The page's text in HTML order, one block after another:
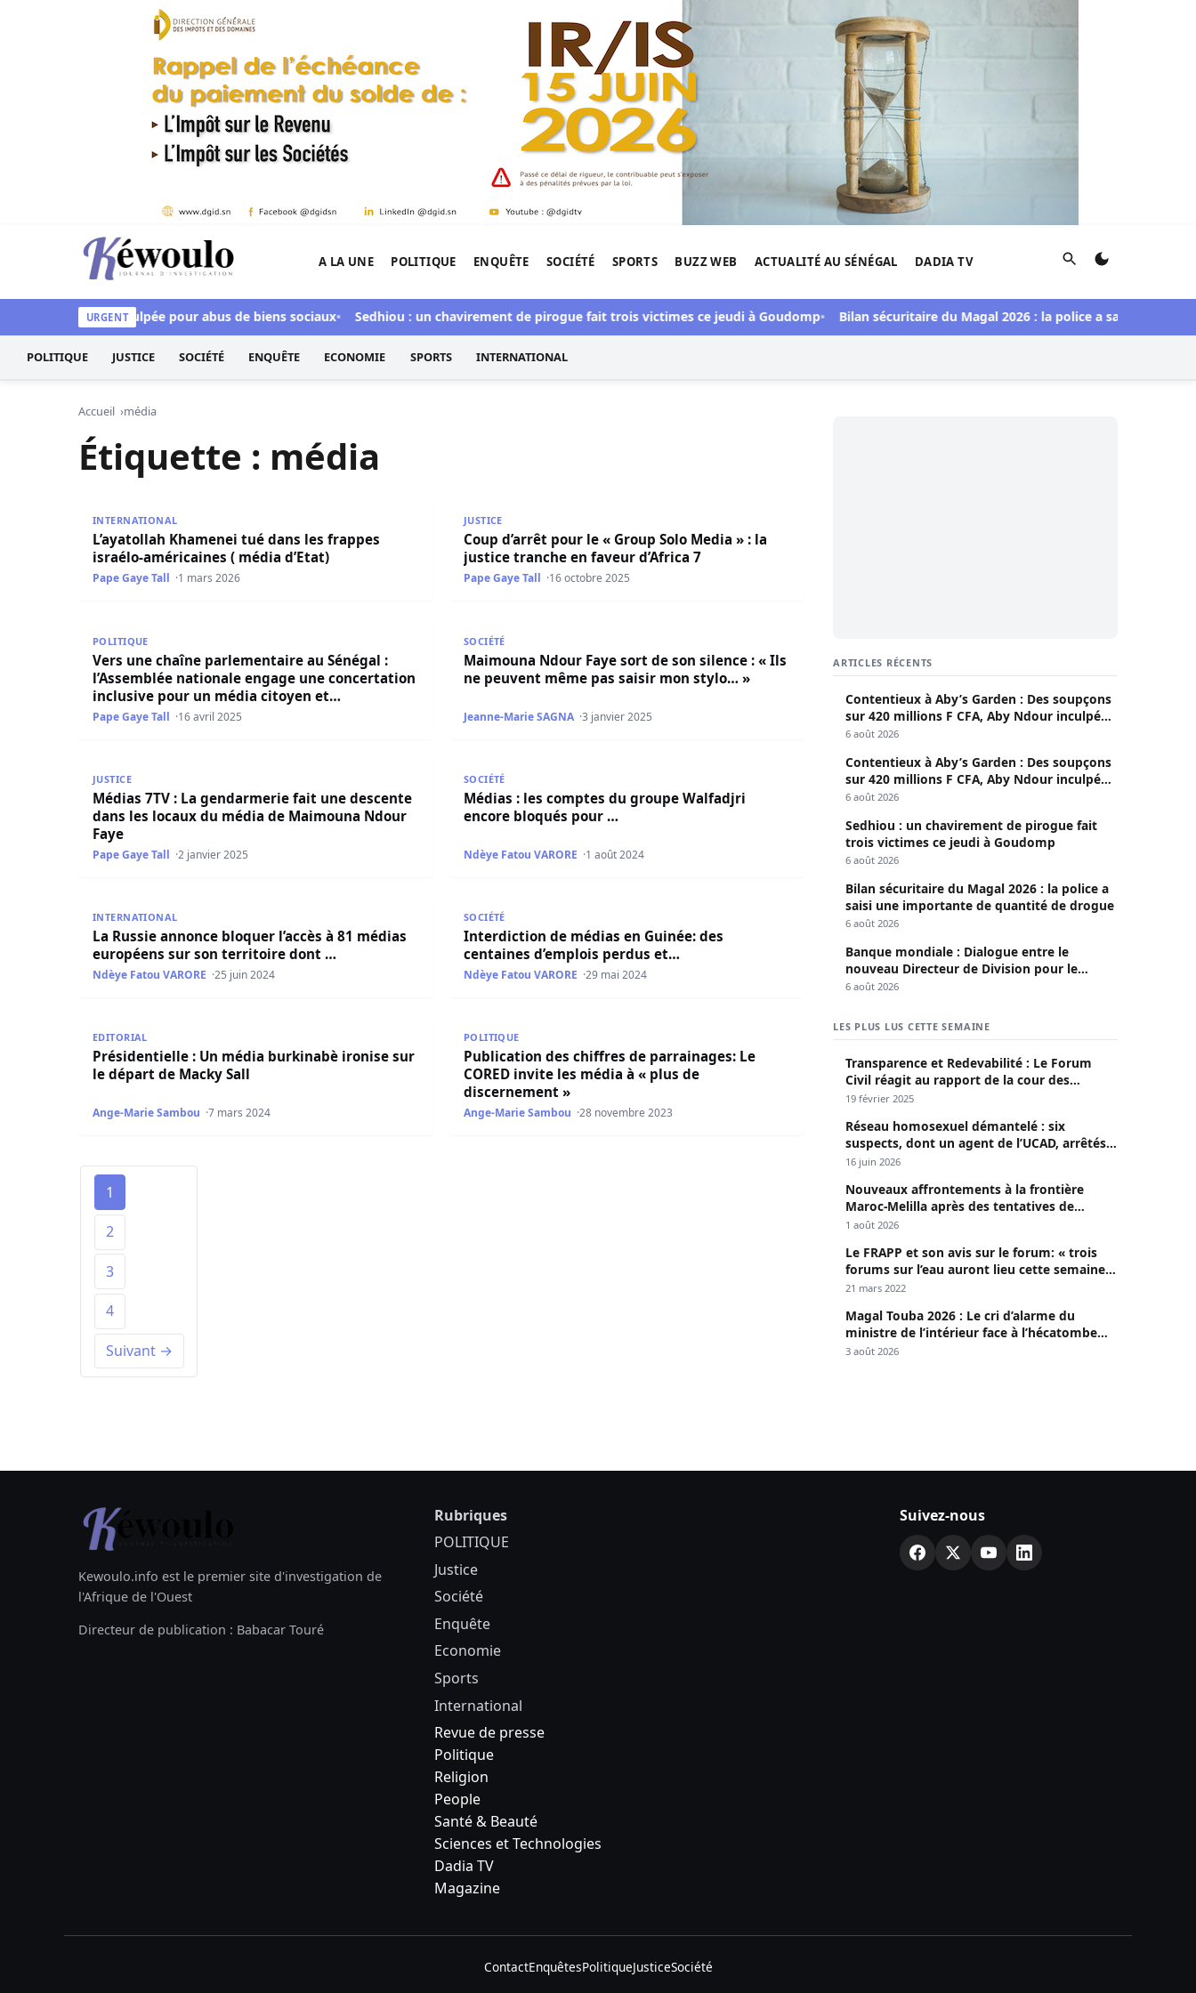
Aller au contenu
Kéwoulo, le premier site d'information et d'investigation de l'Afrique.
A LA UNE POLITIQUE ENQUÊTE SOCIÉTÉ SPORTS BUZZ WEB ACTUALITÉ AU SÉNÉGAL DADIA TV Rechercher
URGENT
Aby Ndour inculpée pour abus de biens sociaux Sedhiou : un chavirement de pirogue fait trois victimes ce jeudi à Goudomp Bilan sécuritaire du Magal 2026 : la police a saisi une
POLITIQUE JUSTICE SOCIÉTÉ ENQUÊTE ECONOMIE SPORTS INTERNATIONAL
Accueil média
Étiquette : média
INTERNATIONAL
L’ayatollah Khamenei tué dans les frappes
israélo-américaines ( média d’Etat)
Pape Gaye Tall 1 mars 2026
JUSTICE
Coup d’arrêt pour le « Group Solo Media » : la
justice tranche en faveur d’Africa 7
Pape Gaye Tall 16 octobre 2025
POLITIQUE
Vers une chaîne parlementaire au Sénégal :
l’Assemblée nationale engage une concertation
inclusive pour un média citoyen et
démocratique
Pape Gaye Tall 16 avril 2025
SOCIÉTÉ
Maimouna Ndour Faye sort de son silence : « Ils
ne peuvent même pas saisir mon stylo… »
Jeanne-Marie SAGNA 3 janvier 2025
JUSTICE
Médias 7TV : La gendarmerie fait une descente
dans les locaux du média de Maimouna Ndour
Faye
Pape Gaye Tall 2 janvier 2025
Médias : les comptes du groupe Walfadjri encore bloqués pour …
SOCIÉTÉ
Médias : les comptes du groupe Walfadjri
encore bloqués pour …
Ndèye Fatou VARORE 1 août 2024
INTERNATIONAL
La Russie annonce bloquer l’accès à 81 médias
européens sur son territoire dont …
Ndèye Fatou VARORE 25 juin 2024
Interdiction de médias en Guinée: des centaines d’emplois perdus et…
SOCIÉTÉ
Interdiction de médias en Guinée: des
centaines d’emplois perdus et…
Ndèye Fatou VARORE 29 mai 2024
EDITORIAL
Présidentielle : Un média burkinabè ironise sur
le départ de Macky Sall
Ange-Marie Sambou 7 mars 2024
Publication des chiffres de parrainages: Le CORED invite les média à « plus de discernement »
POLITIQUE
Publication des chiffres de parrainages: Le
CORED invite les média à « plus de
discernement »
Ange-Marie Sambou 28 novembre 2023
1
2
3
4
Suivant →
ARTICLES RÉCENTS
Contentieux à Aby’s Garden : Des soupçons
sur 420 millions F CFA, Aby Ndour inculpée
pour abus de biens sociaux
6 août 2026
Contentieux à Aby’s Garden : Des soupçons
sur 420 millions F CFA, Aby Ndour inculpée
pour abus de biens sociaux
6 août 2026
Sedhiou : un chavirement de pirogue fait
trois victimes ce jeudi à Goudomp
6 août 2026
Bilan sécuritaire du Magal 2026 : la police a
saisi une importante de quantité de drogue
6 août 2026
Banque mondiale : Dialogue entre le
nouveau Directeur de Division pour le
Sénégal et le Pr. Diomaye
6 août 2026
LES PLUS LUS CETTE SEMAINE
Transparence et Redevabilité : Le Forum
Civil réagit au rapport de la cour des
comptes
19 février 2025
Réseau homosexuel démantelé : six
suspects, dont un agent de l’UCAD, arrêtés à
Keur Massar ; l’un avoue avoir propagé le
16 juin 2026
Nouveaux affrontements à la frontière
Maroc-Melilla après des tentatives de
passage
1 août 2026
Le FRAPP et son avis sur le forum: « trois
forums sur l’eau auront lieu cette semaine à
Dakar »
21 mars 2022
Magal Touba 2026 : Le cri d’alarme du
ministre de l’intérieur face à l’hécatombe
routière
3 août 2026
Kewoulo.info est le premier site d'investigation de
l'Afrique de l'Ouest
Directeur de publication : Babacar Touré
Rubriques
POLITIQUE
Justice
Société
Enquête
Economie
Sports
International
Revue de presse
Politique
Religion
People
Santé & Beauté
Sciences et Technologies
Dadia TV
Magazine
Suivez-nous
ContactEnquêtesPolitiqueJusticeSociété